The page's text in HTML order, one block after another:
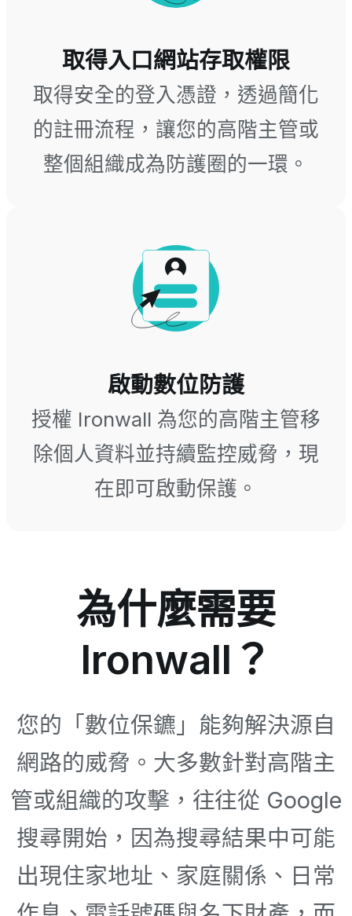
取得入口網站存取權限
取得安全的登入憑證，透過簡化
的註冊流程，讓您的高階主管或
整個組織成為防護圈的一環。
啟動數位防護
授權 Ironwall 為您的高階主管移
除個人資料並持續監控威脅，現
在即可啟動保護。
為什麼需要
Ironwall？
您的「數位保鑣」能夠解決源自
網路的威脅。大多數針對高階主
管或組織的攻擊，往往從 Google
搜尋開始，因為搜尋結果中可能
出現住家地址、家庭關係、日常